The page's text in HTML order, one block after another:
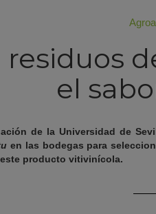
el
de la Universidad de
en las bodegas para
este producto vitivinícola.